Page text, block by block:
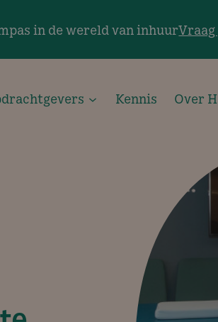
in de wereld van inhuur
Kennis Over